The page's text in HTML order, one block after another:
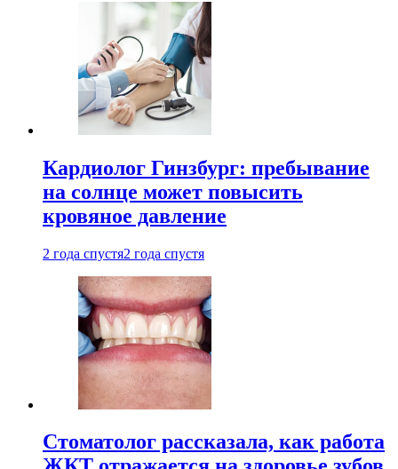
Кардиолог Гинзбург: пребывание
на солнце может повысить
кровяное давление
2 года спустя2 года спустя
Стоматолог рассказала, как работа